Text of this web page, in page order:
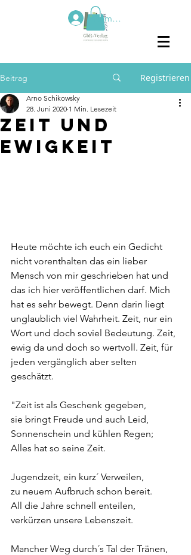
Anmelden
Beitrag Registrieren
Zeit und
Ewigkeit
Arno Schikowsky
28. Juni 2020 1 Min. Lesezeit
Heute möchte ich euch ein Gedicht
nicht vorenthalten das ein lieber
Mensch von mir geschrieben hat und
das ich hier veröffentlichen darf. Mich
hat es sehr bewegt. Denn darin liegt
unglaublich viel Wahrheit. Zeit, nur ein
Wort und doch soviel Bedeutung. Zeit,
ewig da und doch so wertvoll. Zeit, für
jeden vergänglich aber selten
geschätzt.
"Zeit ist als Geschenk gegeben,
sie bringt Freude und auch Leid,
Sonnenschein und kühlen Regen;
Alles hat so seine Zeit.
Jugendzeit, ein kurz´ Verweilen,
zu neuem Aufbruch schon bereit.
All die Jahre schnell enteilen,
verkürzen unsere Lebenszeit.
Mancher Weg durch´s Tal der Tränen,